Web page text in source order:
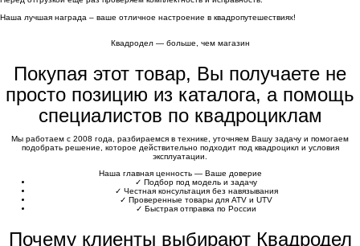
Наша лучшая награда – ваше отличное настроение в квадропутешествиях!
Квадродел — больше, чем магазин
Покупая этот товар, Вы получаете не
просто позицию из каталога, а помощь
специалистов по квадроциклам
Мы работаем с 2008 года, разбираемся в технике, уточняем Вашу задачу и помогаем
подобрать решение, которое действительно подходит под квадроцикл и условия
эксплуатации.
Наша главная ценность — Ваше доверие
✓ Подбор под модель и задачу
✓ Честная консультация без навязывания
✓ Проверенные товары для ATV и UTV
✓ Быстрая отправка по России
Почему клиенты выбирают Квадродел